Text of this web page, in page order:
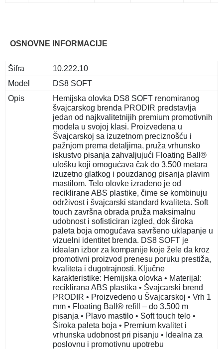
OSNOVNE INFORMACIJE
Šifra
10.222.10
Model
DS8 SOFT
Opis
Hemijska olovka DS8 SOFT renomiranog
švajcarskog brenda PRODIR predstavlja
jedan od najkvalitetnijih premium promotivnih
modela u svojoj klasi. Proizvedena u
Švajcarskoj sa izuzetnom preciznošću i
pažnjom prema detaljima, pruža vrhunsko
iskustvo pisanja zahvaljujući Floating Ball®
ulošku koji omogućava čak do 3.500 metara
izuzetno glatkog i pouzdanog pisanja plavim
mastilom. Telo olovke izrađeno je od
reciklirane ABS plastike, čime se kombinuju
održivost i švajcarski standard kvaliteta. Soft
touch završna obrada pruža maksimalnu
udobnost i sofisticiran izgled, dok široka
paleta boja omogućava savršeno uklapanje u
vizuelni identitet brenda. DS8 SOFT je
idealan izbor za kompanije koje žele da kroz
promotivni proizvod prenesu poruku prestiža,
kvaliteta i dugotrajnosti. Ključne
karakteristike: Hemijska olovka • Materijal:
reciklirana ABS plastika • Švajcarski brend
PRODIR • Proizvedeno u Švajcarskoj • Vrh 1
mm • Floating Ball® refill – do 3.500 m
pisanja • Plavo mastilo • Soft touch telo •
Široka paleta boja • Premium kvalitet i
vrhunska udobnost pri pisanju • Idealna za
poslovnu i promotivnu upotrebu